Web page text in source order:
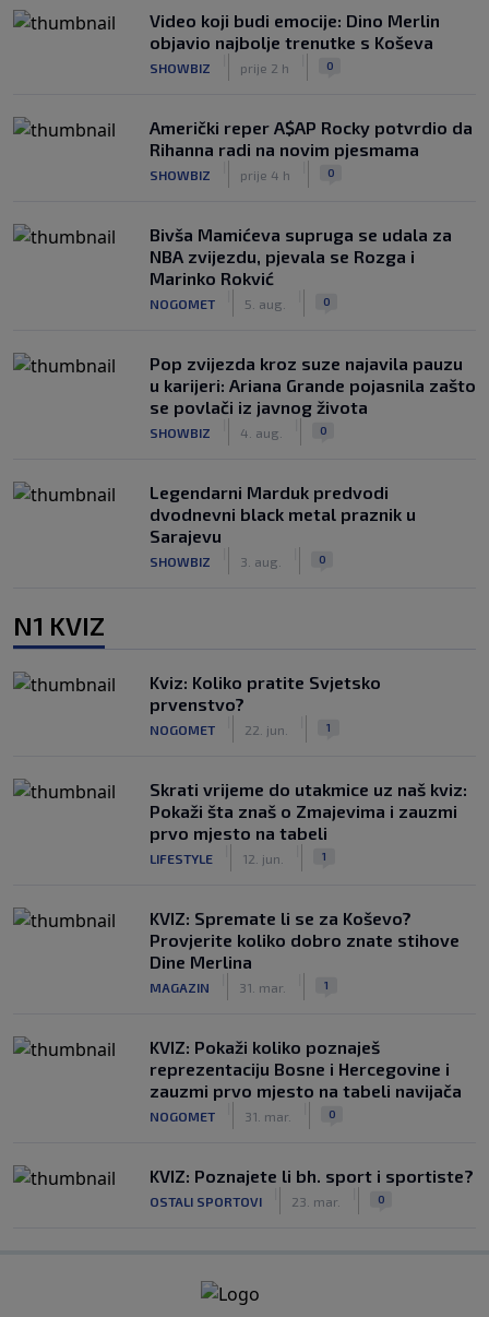
Video koji budi emocije: Dino Merlin
objavio najbolje trenutke s Koševa
SHOWBIZ prije 2 h 0
Američki reper A$AP Rocky potvrdio da
Rihanna radi na novim pjesmama
SHOWBIZ prije 4 h 0
Bivša Mamićeva supruga se udala za
NBA zvijezdu, pjevala se Rozga i
Marinko Rokvić
NOGOMET 5. aug. 0
Pop zvijezda kroz suze najavila pauzu
u karijeri: Ariana Grande pojasnila zašto
se povlači iz javnog života
SHOWBIZ 4. aug. 0
Legendarni Marduk predvodi
dvodnevni black metal praznik u
Sarajevu
SHOWBIZ 3. aug. 0
N1 KVIZ
Kviz: Koliko pratite Svjetsko
prvenstvo?
NOGOMET 22. jun. 1
Skrati vrijeme do utakmice uz naš kviz:
Pokaži šta znaš o Zmajevima i zauzmi
prvo mjesto na tabeli
LIFESTYLE 12. jun. 1
KVIZ: Spremate li se za Koševo?
Provjerite koliko dobro znate stihove
Dine Merlina
MAGAZIN 31. mar. 1
KVIZ: Pokaži koliko poznaješ
reprezentaciju Bosne i Hercegovine i
zauzmi prvo mjesto na tabeli navijača
NOGOMET 31. mar. 0
KVIZ: Poznajete li bh. sport i sportiste?
OSTALI SPORTOVI 23. mar. 0